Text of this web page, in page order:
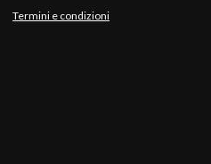
Termini e condizioni